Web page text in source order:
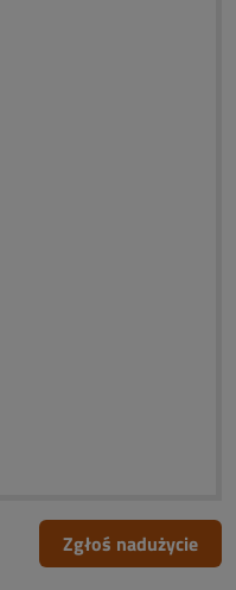
Zgłoś nadużycie